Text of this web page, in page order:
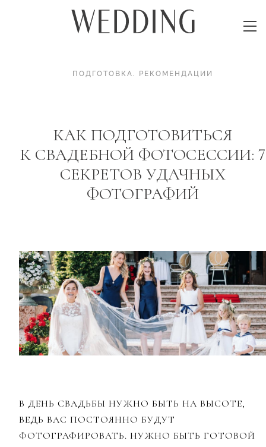
ПОДГОТОВКА. РЕКОМЕНДАЦИИ
КАК ПОДГОТОВИТЬСЯ
К СВАДЕБНОЙ ФОТОСЕССИИ: 7
СЕКРЕТОВ УДАЧНЫХ
ФОТОГРАФИЙ
В ДЕНЬ СВАДЬБЫ НУЖНО БЫТЬ НА ВЫСОТЕ,
ВЕДЬ ВАС ПОСТОЯННО БУДУТ
ФОТОГРАФИРОВАТЬ. НУЖНО БЫТЬ ГОТОВОЙ